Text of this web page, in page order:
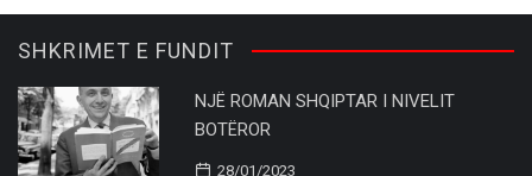
SHKRIMET E FUNDIT
NJË ROMAN SHQIPTAR I NIVELIT
BOTËROR
28/01/2023